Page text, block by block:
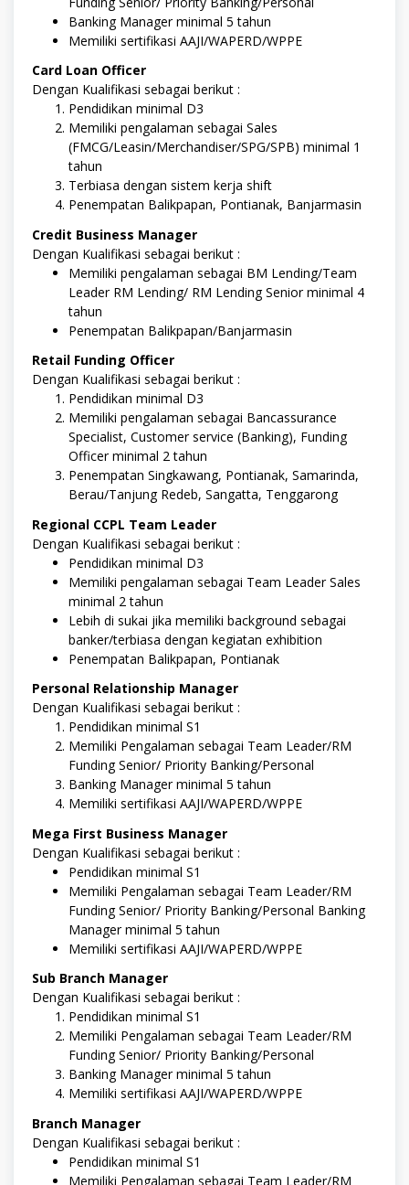
Banking Manager minimal 5 tahun
Memiliki sertifikasi AAJI/WAPERD/WPPE
Card Loan Officer
Dengan Kualifikasi sebagai berikut :
Pendidikan minimal D3
Memiliki pengalaman sebagai Sales
(FMCG/Leasin/Merchandiser/SPG/SPB) minimal 1
tahun
Terbiasa dengan sistem kerja shift
Penempatan Balikpapan, Pontianak, Banjarmasin
Credit Business Manager
Dengan Kualifikasi sebagai berikut :
Memiliki pengalaman sebagai BM Lending/Team
Leader RM Lending/ RM Lending Senior minimal 4
tahun
Penempatan Balikpapan/Banjarmasin
Retail Funding Officer
Dengan Kualifikasi sebagai berikut :
Pendidikan minimal D3
Memiliki pengalaman sebagai Bancassurance
Specialist, Customer service (Banking), Funding
Officer minimal 2 tahun
Penempatan Singkawang, Pontianak, Samarinda,
Berau/Tanjung Redeb, Sangatta, Tenggarong
Regional CCPL Team Leader
Dengan Kualifikasi sebagai berikut :
Pendidikan minimal D3
Memiliki pengalaman sebagai Team Leader Sales
minimal 2 tahun
Lebih di sukai jika memiliki background sebagai
banker/terbiasa dengan kegiatan exhibition
Penempatan Balikpapan, Pontianak
Personal Relationship Manager
Dengan Kualifikasi sebagai berikut :
Pendidikan minimal S1
Memiliki Pengalaman sebagai Team Leader/RM
Funding Senior/ Priority Banking/Personal
Banking Manager minimal 5 tahun
Memiliki sertifikasi AAJI/WAPERD/WPPE
Mega First Business Manager
Dengan Kualifikasi sebagai berikut :
Pendidikan minimal S1
Memiliki Pengalaman sebagai Team Leader/RM
Funding Senior/ Priority Banking/Personal Banking
Manager minimal 5 tahun
Memiliki sertifikasi AAJI/WAPERD/WPPE
Sub Branch Manager
Dengan Kualifikasi sebagai berikut :
Pendidikan minimal S1
Memiliki Pengalaman sebagai Team Leader/RM
Funding Senior/ Priority Banking/Personal
Banking Manager minimal 5 tahun
Memiliki sertifikasi AAJI/WAPERD/WPPE
Branch Manager
Dengan Kualifikasi sebagai berikut :
Pendidikan minimal S1
Memiliki Pengalaman sebagai Team Leader/RM